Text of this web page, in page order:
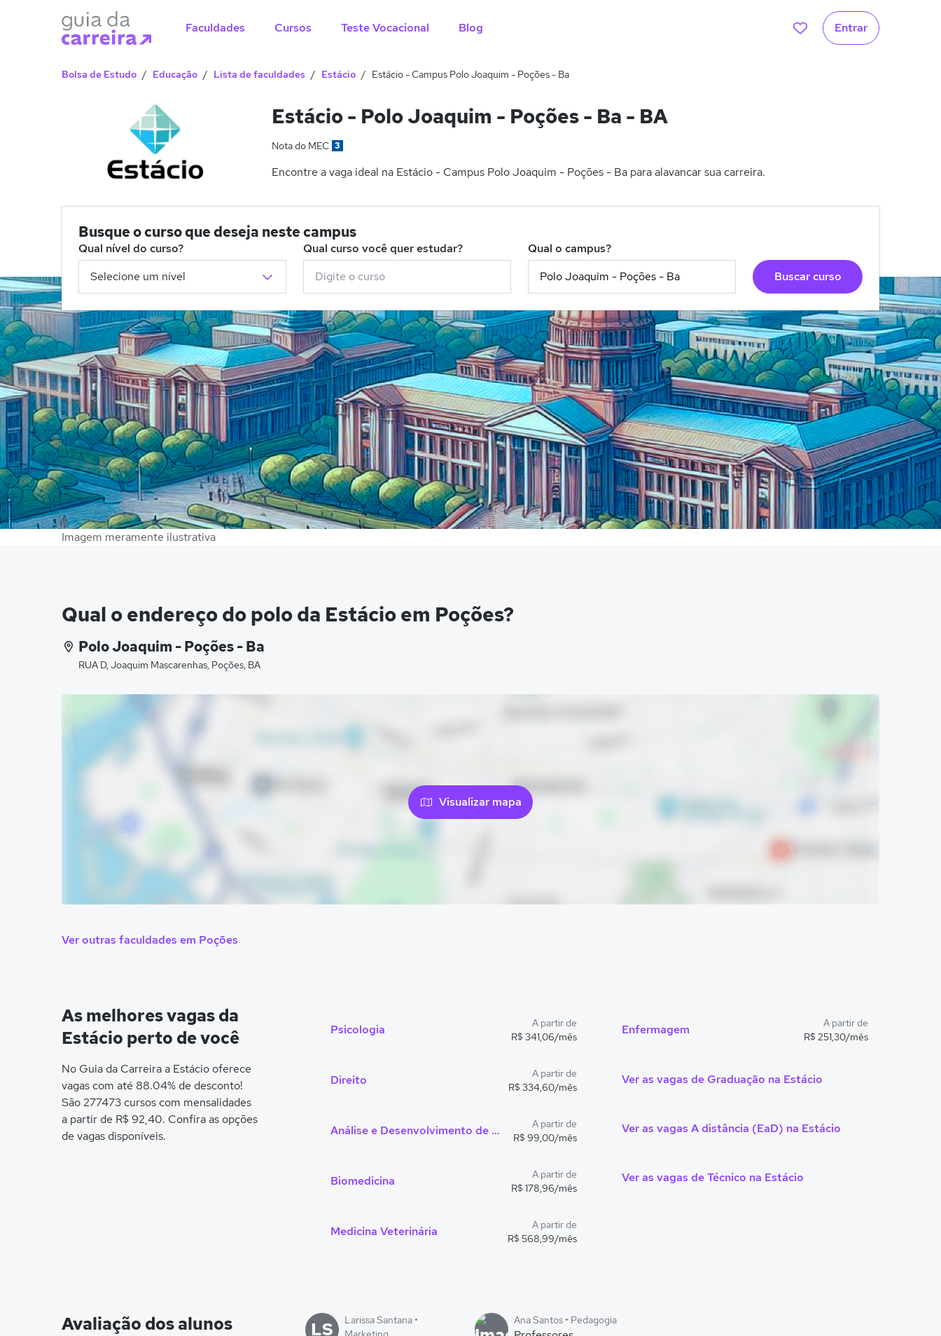
Faculdades Cursos Teste Vocacional Blog Entrar
Bolsa de Estudo Educação Lista de faculdades Estácio Estácio - Campus Polo Joaquim - Poções - Ba
Estácio - Polo Joaquim - Poções - Ba - BA
Nota do MEC 3
Encontre a vaga ideal na Estácio - Campus Polo Joaquim - Poções - Ba para alavancar sua carreira.
Busque o curso que deseja neste campus
Qual nível do curso? Qual curso você quer estudar?
Qual o campus?
Buscar curso
Imagem meramente ilustrativa
Qual o endereço do polo da Estácio em Poções?
Polo Joaquim - Poções - Ba
RUA D, Joaquim Mascarenhas, Poções, BA
Visualizar mapa
Ver outras faculdades em Poções
As melhores vagas da
Estácio perto de você
No Guia da Carreira a Estácio oferece
vagas com até 88.04% de desconto!
São 277473 cursos com mensalidades
a partir de R$ 92,40. Confira as opções
de vagas disponíveis.
Psicologia
A partir de
R$ 341,06/mês
Direito
A partir de
R$ 334,60/mês
Análise e Desenvolvimento de Sistemas
A partir de
R$ 99,00/mês
Biomedicina
A partir de
R$ 178,96/mês
Medicina Veterinária
A partir de
R$ 568,99/mês
Enfermagem
A partir de
R$ 251,30/mês
Ver as vagas de Graduação na Estácio
Ver as vagas A distância (EaD) na Estácio
Ver as vagas de Técnico na Estácio
Avaliação dos alunos LS
Larissa Santana •
Ana Santos • Pedagogia